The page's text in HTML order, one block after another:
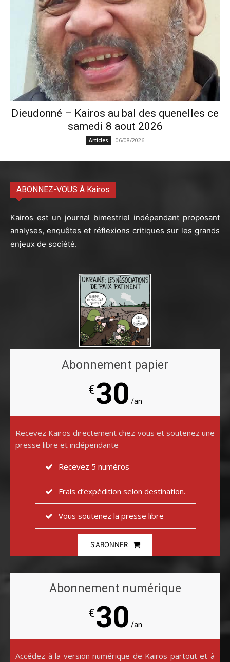
Dieudonné – Kairos au bal des quenelles ce
samedi 8 aout 2026
Articles 06/08/2026
ABONNEZ-VOUS À Kairos
Kairos est un journal bimestriel indépendant proposant
analyses, enquêtes et réflexions critiques sur les grands
enjeux de société.
Abonnement papier
€30 /an
Recevez Kairos directement chez vous et soutenez une
presse libre et indépendante
Recevez 5 numéros
Frais d’expédition selon destination.
Vous soutenez la presse libre
S'ABONNER
Abonnement numérique
€30 /an
Accédez à la version numérique de Kairos partout et à